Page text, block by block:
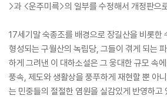
>과 <운주미륵>의 일부를 수정해서 개정판으
17세기말 숙종조를 배경으로 장길산을 비롯한
형성되는 구월산의 녹림당, 그들이 겪게 되는
하게 그려낸 이 대하소설은 그 웅대한 규모 속
풍속, 제도와 생활상을 풍푸하게 재현할 뿐 아
는 민중들의 절절한 염원을 실감있게 반영하고